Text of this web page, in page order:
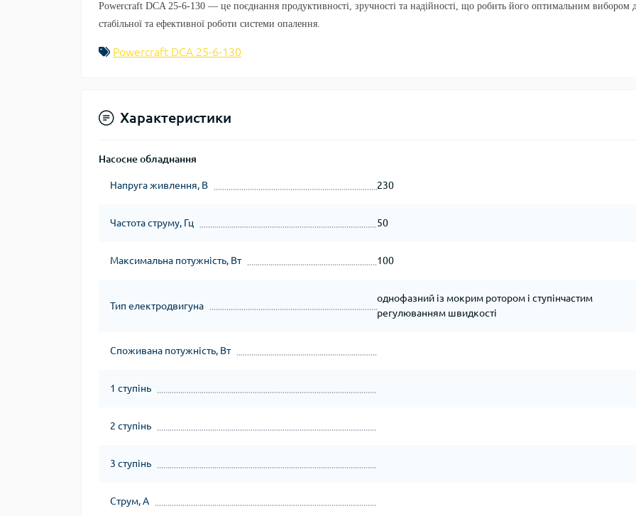
Powercraft DCA 25-6-130 — це поєднання продуктивності, зручності та надійності, що робить його оптимальним вибором
стабільної та ефективної роботи системи опалення.
Powercraft DCA 25-6-130
Характеристики
Насосне обладнання
Напруга живлення, В 230
Частота струму, Гц 50
Максимальна потужність, Вт 100
Тип електродвигуна
однофазний із мокрим ротором і ступінчастим
регулюванням швидкості
Споживана потужність, Вт
1 ступінь
2 ступінь
3 ступінь
Струм, А